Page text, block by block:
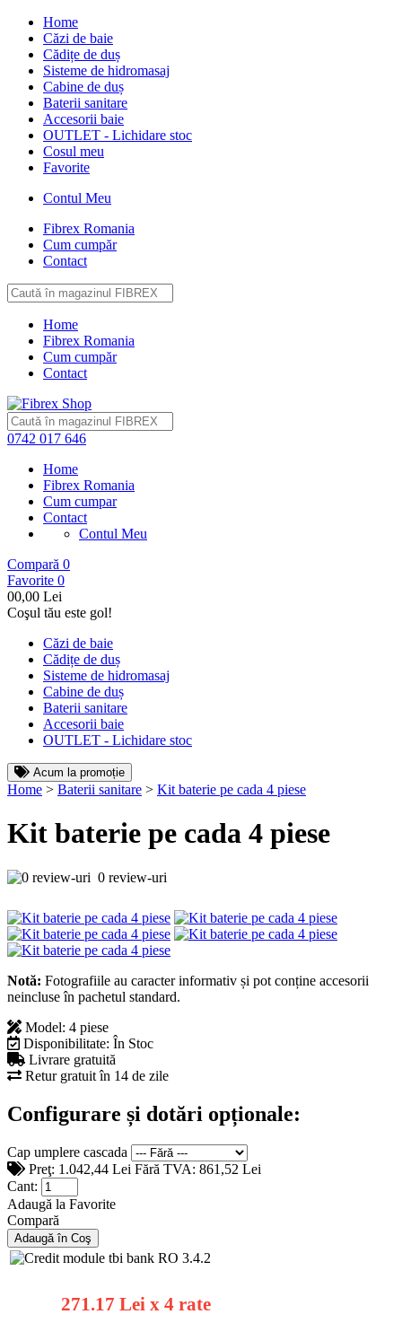
Home
Căzi de baie
Cădițe de duș
Sisteme de hidromasaj
Cabine de duș
Baterii sanitare
Accesorii baie
OUTLET - Lichidare stoc
Cosul meu
Favorite
Contul Meu
Fibrex Romania
Cum cumpăr
Contact
Home
Fibrex Romania
Cum cumpăr
Contact
0742 017 646
Home
Fibrex Romania
Cum cumpar
Contact
Contul Meu
Compară 0
Favorite 0
00,00 Lei
Coşul tău este gol!
Căzi de baie
Cădițe de duș
Sisteme de hidromasaj
Cabine de duș
Baterii sanitare
Accesorii baie
OUTLET - Lichidare stoc
Acum la promoție
Home > Baterii sanitare > Kit baterie pe cada 4 piese
Kit baterie pe cada 4 piese
0 review-uri
Notă: Fotografiile au caracter informativ și pot conține accesorii
neincluse în pachetul standard.
Model: 4 piese
Disponibilitate: În Stoc
Livrare gratuită
Retur gratuit în 14 de zile
Configurare și dotări opționale:
Cap umplere cascada
Preţ: 1.042,44 Lei Fără TVA: 861,52 Lei
Cant:
Adaugă la Favorite
Compară
271.17 Lei x 4 rate